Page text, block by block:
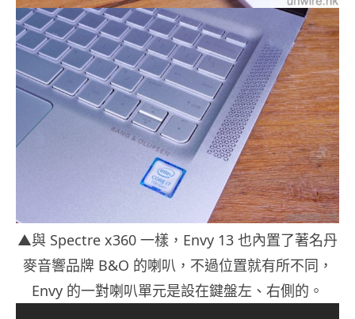
▲與 Spectre x360 一樣，Envy 13 也內置了著名丹
麥音響品牌 B&O 的喇叭，不過位置就有所不同，
Envy 的一對喇叭單元是設在鍵盤左、右側的。